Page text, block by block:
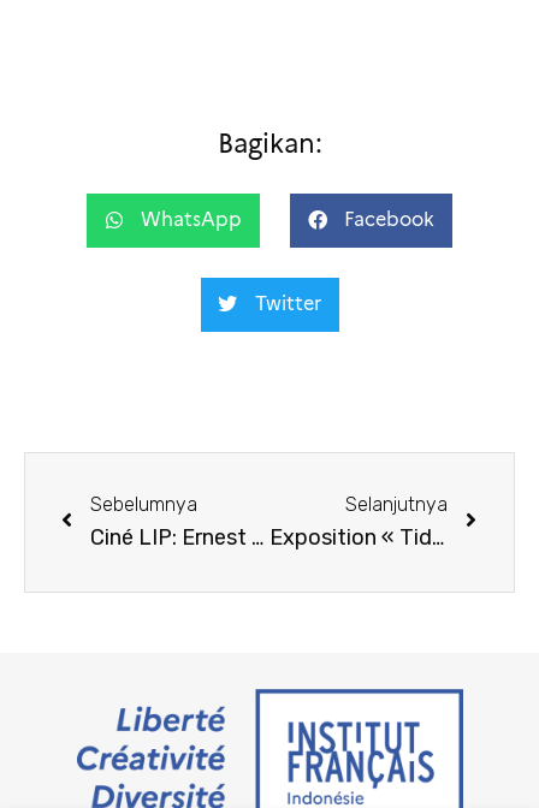
Bagikan:
WhatsApp Facebook
Twitter
Sebelumnya
Ciné LIP: Ernest et Célestine
Selanjutnya
Exposition « Tidak Harus di Atas Rel »